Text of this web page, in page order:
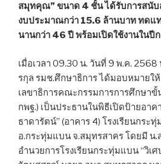
สมุทคุณ” ขนาด 4 ชั้น ได้รับการสนั
งบประมาณกว่า 15.6 ล้านบาท ทดแ
นานกว่า 46 ปี พร้อมเปิดใช้งานในปี
เมื่อเวลา 09.30 น. วันที่ 9 พ.ค.
รกุล รมช.ศึกษาธิการ ได้มอบหมายใ
เลขาธิการคณะกรรมการการศึกษาขั้
กพฐ.) เป็นประธานในพิธีเปิดป้ายอาค
ธาดารัตน์” (อาคาร 4) โรงเรียนกระ
อ.กระทุ่มแบน จ.สมุทรสาคร โดยมี น.
อำนวยการโรงเรียนกระทุ่มแบน “วิ